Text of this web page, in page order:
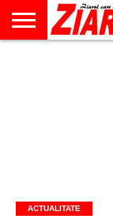
ACTUALITATE